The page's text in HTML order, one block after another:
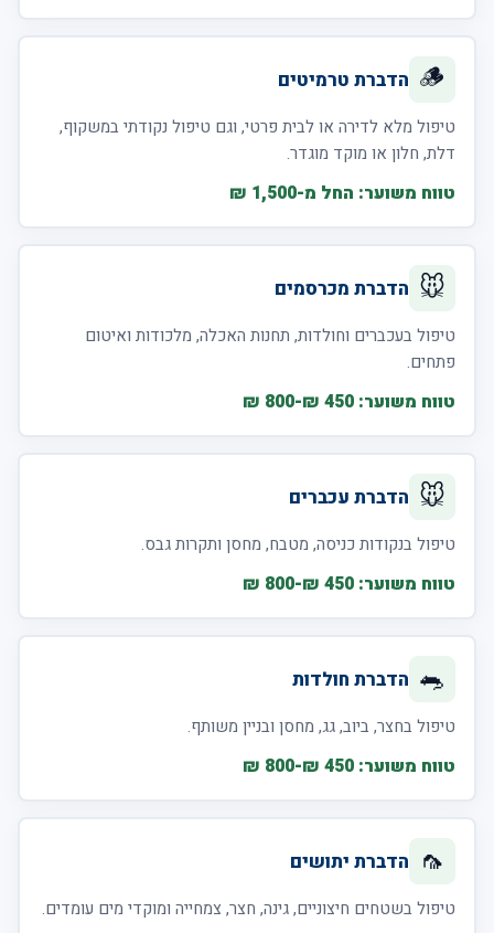
🪵 הדברת טרמיטים
טיפול מלא לדירה או לבית פרטי, וגם טיפול נקודתי במשקוף,
דלת, חלון או מוקד מוגדר.
טווח משוער: החל מ-1,500 ₪
🐭 הדברת מכרסמים
טיפול בעכברים וחולדות, תחנות האכלה, מלכודות ואיטום
פתחים.
טווח משוער: 450 ₪-800 ₪
🐭 הדברת עכברים
טיפול בנקודות כניסה, מטבח, מחסן ותקרות גבס.
טווח משוער: 450 ₪-800 ₪
🐀 הדברת חולדות
טיפול בחצר, ביוב, גג, מחסן ובניין משותף.
טווח משוער: 450 ₪-800 ₪
🦟 הדברת יתושים
טיפול בשטחים חיצוניים, גינה, חצר, צמחייה ומוקדי מים עומדים.